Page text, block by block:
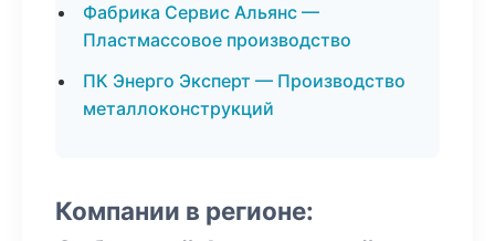
Фабрика Сервис Альянс —
Пластмассовое производство
ПК Энерго Эксперт — Производство
металлоконструкций
Компании в регионе: